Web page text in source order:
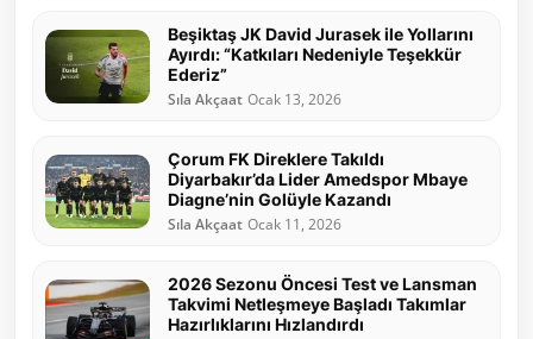
Beşiktaş JK David Jurasek ile Yollarını
Ayırdı: “Katkıları Nedeniyle Teşekkür
Ederiz”
Sıla Akçaat Ocak 13, 2026
Çorum FK Direklere Takıldı
Diyarbakır’da Lider Amedspor Mbaye
Diagne’nin Golüyle Kazandı
Sıla Akçaat Ocak 11, 2026
2026 Sezonu Öncesi Test ve Lansman
Takvimi Netleşmeye Başladı Takımlar
Hazırlıklarını Hızlandırdı